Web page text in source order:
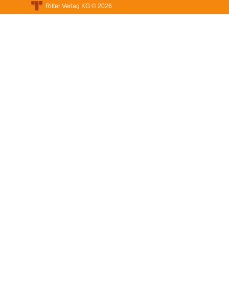
Ritter Verlag KG © 2026